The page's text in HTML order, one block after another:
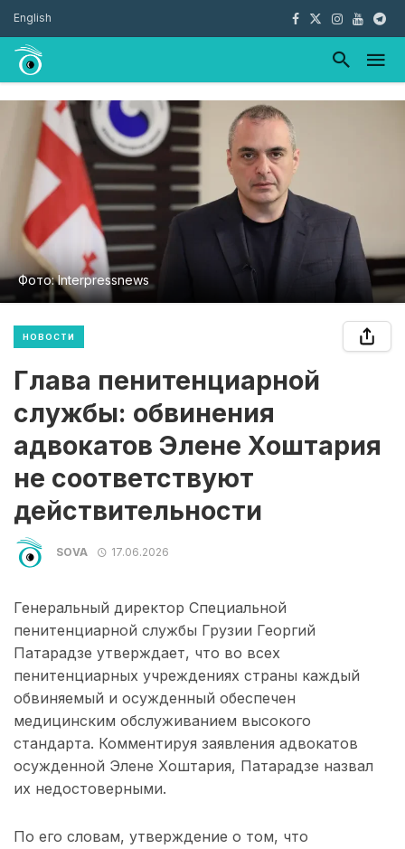
English
Фото: Interpressnews
НОВОСТИ
Глава пенитенциарной
службы: обвинения
адвокатов Элене Хоштария
не соответствуют
действительности
SOVA 17.06.2026
Генеральный директор Специальной
пенитенциарной службы Грузии Георгий
Патарадзе утверждает, что во всех
пенитенциарных учреждениях страны каждый
обвиняемый и осужденный обеспечен
медицинским обслуживанием высокого
стандарта. Комментируя заявления адвокатов
осужденной Элене Хоштария, Патарадзе назвал
их недостоверными.
По его словам, утверждение о том, что